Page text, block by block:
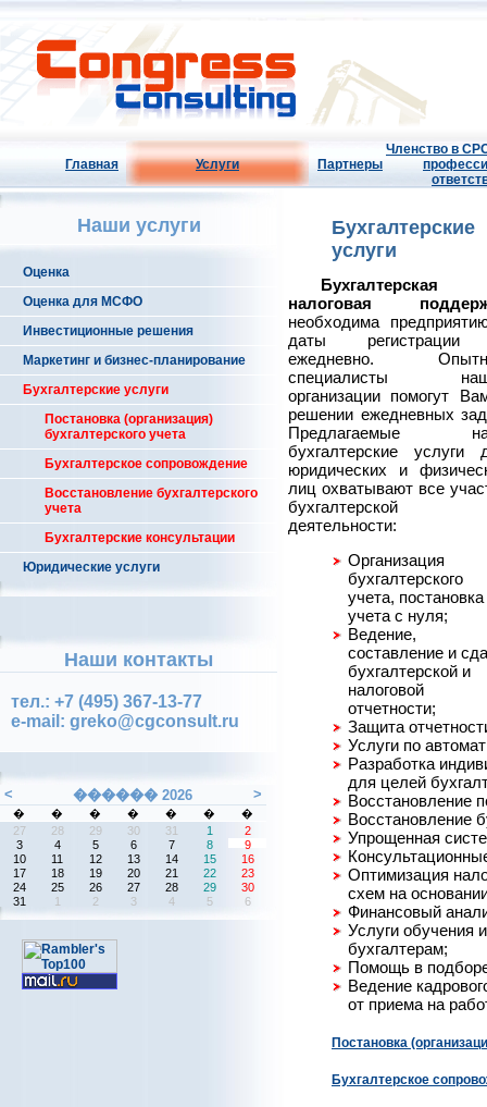
Главная Услуги Партнеры
Членство в
Наши услуги
Оценка
Оценка для МСФО
Инвестиционные решения
Маркетинг и бизнес-планирование
Бухгалтерские услуги
Постановка (организация)
бухгалтерского учета
Бухгалтерское сопровождение
Восстановление бухгалтерского
учета
Бухгалтерские консультации
Юридические услуги
Наши контакты
тел.: +7 (495) 367-13-77
e-mail: greko@cgconsult.ru
Бухгалтерские
услуги
налоговая
необходима
даты
ежедневно.
специалисты
организации помогут
решении ежедневных
Предлагаемые
бухгалтерские услуги
юридических и
лиц охватывают все
бухгалтерской
деятельности:
Организация
бухгалтерского
учета, постановка
учета с нуля;
Ведение,
составление и
бухгалтерской и
налоговой
отчетности;
Защита
Услуги по
Разработка
для целей
Восстановление
Восстановление
Упрощенная
Оптимизация
схем на
Финансовый
Услуги обучения
бухгалтерам;
Помощь в
Ведение
от приема на
Постановка
Бухгалтерское